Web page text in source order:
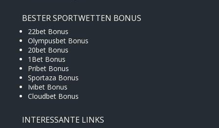
BESTER SPORTWETTEN BONUS
22bet Bonus
Olympusbet Bonus
20bet Bonus
1Bet Bonus
Pribet Bonus
Sportaza Bonus
Ivibet Bonus
Cloudbet Bonus
INTERESSANTE LINKS